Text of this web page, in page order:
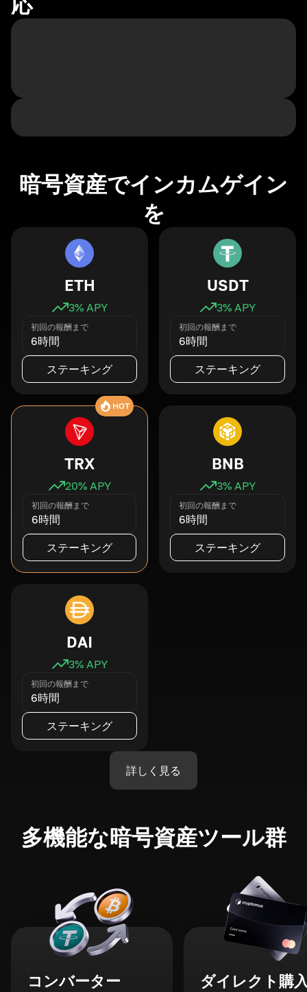
暗号資産でインカムゲイン
を
ETH
3% APY
初回の報酬まで
6時間
ステーキング
USDT
3% APY
初回の報酬まで
6時間
ステーキング
HOT
TRX
20% APY
初回の報酬まで
6時間
ステーキング
BNB
3% APY
初回の報酬まで
6時間
ステーキング
DAI
3% APY
初回の報酬まで
6時間
ステーキング
詳しく見る
多機能な暗号資産ツール群
コンバーター ダイレクト購